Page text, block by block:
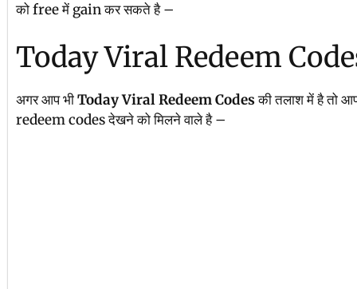
को free में gain कर सकते है –
Today Viral Redeem
अगर आप भीToday Viral Redeem Codesकी तलाश में है तो
redeem codes देखने को मिलने वाले है –